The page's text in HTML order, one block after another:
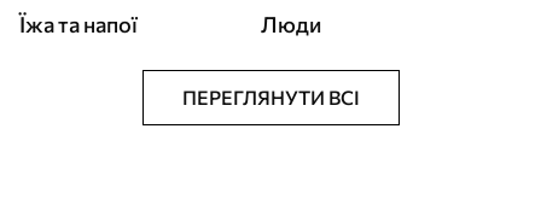
Їжа та напої Люди
ПЕРЕГЛЯНУТИ ВСІ